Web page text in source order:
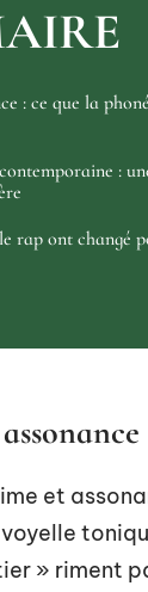
: ce que la
:
rap ont changé
et
» riment